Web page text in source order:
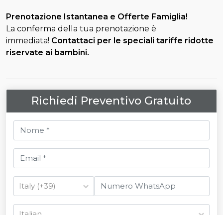
Prenotazione Istantanea e Offerte Famiglia!
La conferma della tua prenotazione è
immediata! Contattaci per le speciali tariffe ridotte
riservate ai bambini.
Richiedi Preventivo Gratuito